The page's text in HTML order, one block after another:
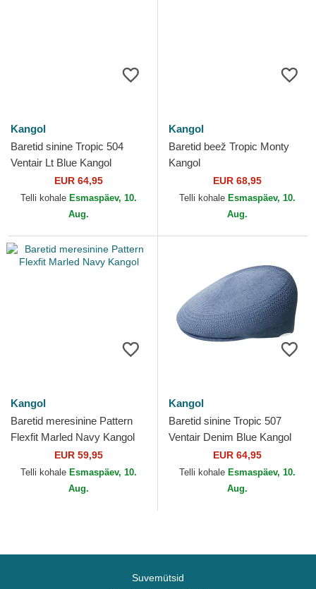
Kangol
Baretid sinine Tropic 504
Ventair Lt Blue Kangol
EUR 64,95
Telli kohale Esmaspäev, 10.
Aug.
Kangol
Baretid beež Tropic Monty
Kangol
EUR 68,95
Telli kohale Esmaspäev, 10.
Aug.
Kangol
Baretid meresinine Pattern
Flexfit Marled Navy Kangol
EUR 59,95
Telli kohale Esmaspäev, 10.
Aug.
Kangol
Baretid sinine Tropic 507
Ventair Denim Blue Kangol
EUR 64,95
Telli kohale Esmaspäev, 10.
Aug.
Suvemütsid